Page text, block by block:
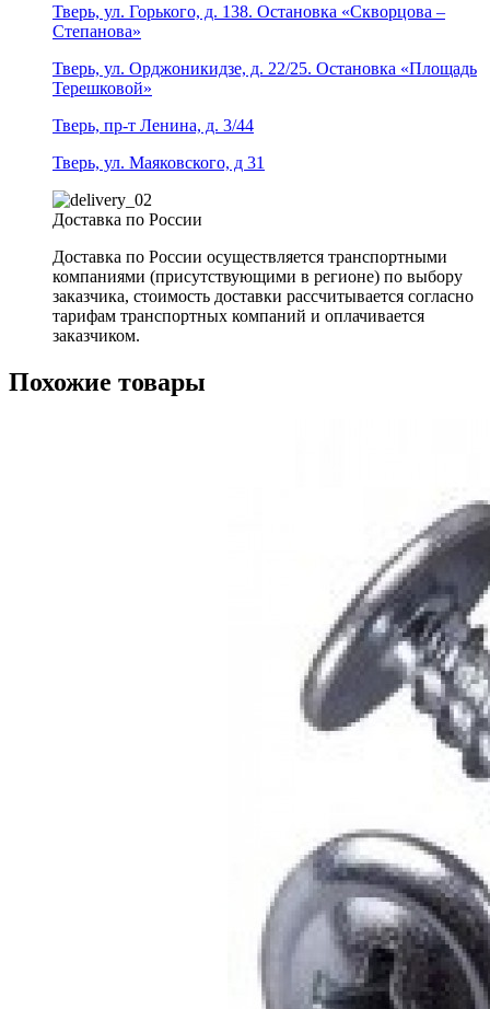
Тверь, ул. Горького, д. 138. Остановка «Скворцова –
Степанова»
Тверь, ул. Орджоникидзе, д. 22/25. Остановка «Площадь
Терешковой»
Тверь, пр-т Ленина, д. 3/44
Тверь, ул. Маяковского, д 31
Доставка по России
Доставка по России осуществляется транспортными
компаниями (присутствующими в регионе) по выбору
заказчика, стоимость доставки рассчитывается согласно
тарифам транспортных компаний и оплачивается
заказчиком.
Похожие товары